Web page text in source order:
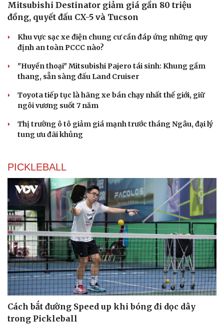
Du lịch
Tư vấn
Săn Tour
check-in
Podcast
Câu chuyện thời sự
Đọc truyện đêm khuya
Cửa sổ tình yêu
Hạt giống tâm hồn
Mitsubishi Destinator giảm giá gần 80 triệu
đồng, quyết đấu CX-5 và Tucson
Khu vực sạc xe điện chung cư cần đáp ứng những quy
định an toàn PCCC nào?
"Huyền thoại" Mitsubishi Pajero tái sinh: Khung gầm
thang, sẵn sàng đấu Land Cruiser
Toyota tiếp tục là hãng xe bán chạy nhất thế giới, giữ
ngôi vương suốt 7 năm
Thị trường ô tô giảm giá mạnh trước tháng Ngâu, đại lý
tung ưu đãi khủng
PICKLEBALL
Cách bắt đường Speed up khi bóng đi dọc dây
trong Pickleball